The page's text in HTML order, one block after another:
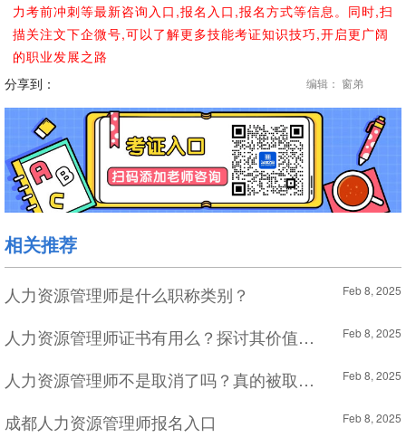
力考前冲刺等最新咨询入口,报名入口,报名方式等信息。同时,扫
描关注文下企微号,可以了解更多技能考证知识技巧,开启更广阔
的职业发展之路
分享到：
编辑： 窗弟
相关推荐
人力资源管理师是什么职称类别？ Feb 8, 2025
人力资源管理师证书有用么？探讨其价值与意义 Feb 8, 2025
人力资源管理师不是取消了吗？真的被取消了吗？ Feb 8, 2025
成都人力资源管理师报名入口 Feb 8, 2025